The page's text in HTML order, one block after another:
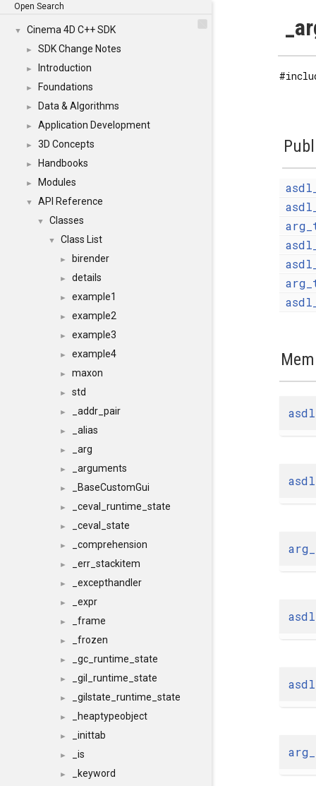
Open Search
▼ Cinema 4D C++ SDK
► SDK Change Notes
► Introduction
► Foundations
► Data & Algorithms
► Application Development
► 3D Concepts
► Handbooks
► Modules
▼ API Reference
▼ Classes
▼ Class List
► birender
► details
► example1
► example2
► example3
► example4
► maxon
► std
► _addr_pair
► _alias
► _arg
► _arguments
► _BaseCustomGui
► _ceval_runtime_state
► _ceval_state
► _comprehension
► _err_stackitem
► _excepthandler
► _expr
► _frame
► _frozen
► _gc_runtime_state
► _gil_runtime_state
► _gilstate_runtime_state
► _heaptypeobject
► _inittab
► _is
► _keyword